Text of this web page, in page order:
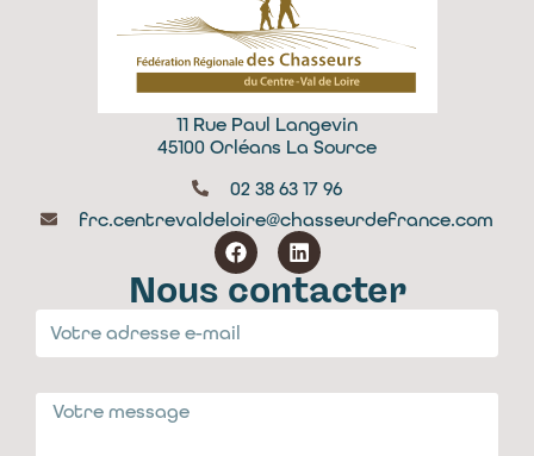
11 Rue Paul Langevin
45100 Orléans La Source
02 38 63 17 96
frc.centrevaldeloire@chasseurdefrance.com
Nous contacter